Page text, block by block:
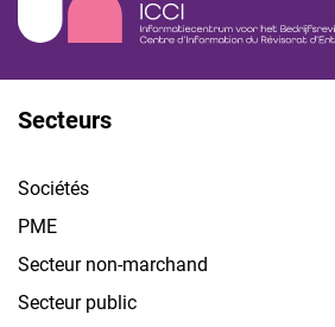
Secteurs
Sociétés
PME
Secteur non-marchand
Secteur public